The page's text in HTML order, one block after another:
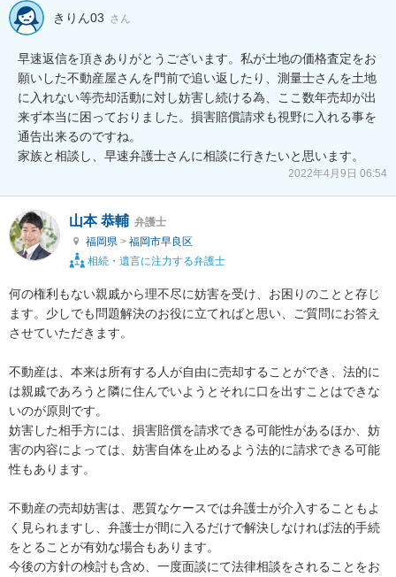
きりん03 さん
早速返信を頂きありがとうございます。私が土地の価格査定をお
願いした不動産屋さんを門前で追い返したり、測量士さんを土地
に入れない等売却活動に対し妨害し続ける為、ここ数年売却が出
来ず本当に困っておりました。損害賠償請求も視野に入れる事を
通告出来るのですね。
家族と相談し、早速弁護士さんに相談に行きたいと思います。
2022年4月9日 06:54
山本 恭輔 弁護士
福岡県 > 福岡市早良区
相続・遺言に注力する弁護士
何の権利もない親戚から理不尽に妨害を受け、お困りのことと存じ
ます。少しでも問題解決のお役に立てればと思い、ご質問にお答え
させていただきます。
不動産は、本来は所有する人が自由に売却することができ、法的に
は親戚であろうと隣に住んでいようとそれに口を出すことはできな
いのが原則です。
妨害した相手方には、損害賠償を請求できる可能性があるほか、妨
害の内容によっては、妨害自体を止めるよう法的に請求できる可能
性もあります。
不動産の売却妨害は、悪質なケースでは弁護士が介入することもよ
く見られますし、弁護士が間に入るだけで解決しなければ法的手続
をとることが有効な場合もあります。
今後の方針の検討も含め、一度面談にて法律相談をされることをお